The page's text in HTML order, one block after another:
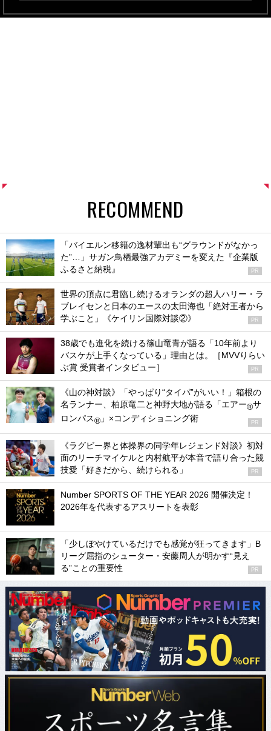
RECOMMEND
「バイエルン移籍の逸材輩出も“グラウンドがなかっ
た”…」サガン鳥栖最強アカデミーを変えた『企業版
ふるさと納税』
PR
世界の頂点に君臨し続けるオランダの超人ハリー・ラ
ブレイセンと日本のエースの太田海也「絶対王者から
学ぶこと」《ケイリン国際対談②》
PR
38歳でも進化を続ける篠山竜青が語る「10年前より
バスケが上手くなっている」理由とは。［MVVりらい
ぶ賞 受賞者インタビュー］
PR
《山の神対談》「やっぱり“タイパ”がいい！」箱根の
名ランナー、柏原竜二と神野大地が語る「エアー®サ
ロンパス® 」×コンディショニング術 PR
《ラグビー界と体操界の同学年レジェンド対談》初対
面のリーチマイケルと内村航平が本音で語り合った競
技愛「好きだから、続けられる」
PR
Number SPORTS OF THE YEAR 2026 開催決定！
2026年を代表するアスリートを表彰
「少しぼやけているだけでも感覚が狂ってきます」B
リーグ屈指のシューター・安藤周人が明かす“見え
る”ことの重要性
PR